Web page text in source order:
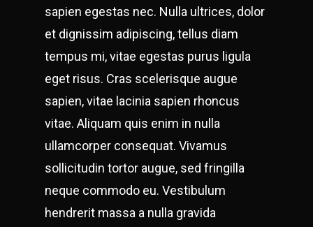
sapien egestas nec. Nulla ultrices, dolor
et dignissim adipiscing, tellus diam
tempus mi, vitae egestas purus ligula
eget risus. Cras scelerisque augue
sapien, vitae lacinia sapien rhoncus
vitae. Aliquam quis enim in nulla
ullamcorper consequat. Vivamus
sollicitudin tortor augue, sed fringilla
neque commodo eu. Vestibulum
hendrerit massa a nulla gravida